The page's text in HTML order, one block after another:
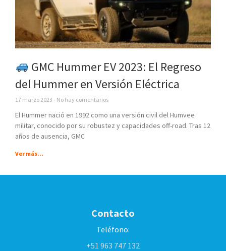
GMC Hummer EV 2023: El Regreso
del Hummer en Versión Eléctrica
17 marzo 2023 No hay comentarios
El Hummer nació en 1992 como una versión civil del Humvee
militar, conocido por su robustez y capacidades off-road. Tras 12
años de ausencia, GMC
Ver más...
Contacto
Teléfono:
+51 963 747 132